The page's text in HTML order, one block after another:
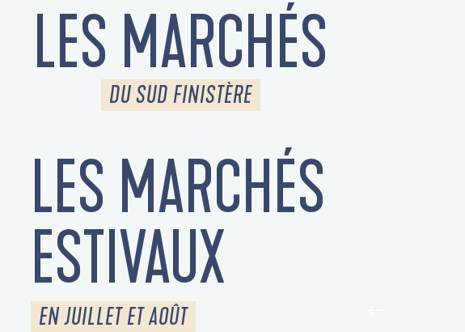
LES MARCHÉS
DU SUD FINISTÈRE
LES MARCHÉS
ESTIVAUX
EN JUILLET ET AOÛT